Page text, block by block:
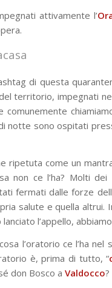
attivamente l’
di questa
territorio, impegnati
comunemente
notte sono ospitati
ripetuta come un
non ce l’ha? Molti
fermati dalle forze
salute e quella altrui.
l’appello,
l’oratorio ce l’ha
è, prima di tutto, “
don Bosco a Valdocco?